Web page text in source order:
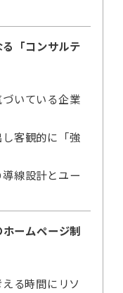
「コンサルテ
いている企業
客観的に「強
線設計とユー
ームページ制
る時間にリソ